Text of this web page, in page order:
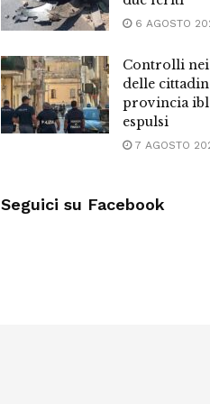
6 AGOSTO
Controlli
delle
provincia
espulsi
7 AGOSTO
Seguici su Facebook